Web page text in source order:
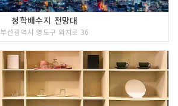
청학배수지 전망대
부산광역시 영도구 와치로 36